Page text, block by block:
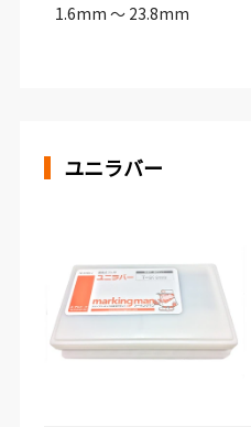
1.6mm ～ 23.8mm
ユニラバー